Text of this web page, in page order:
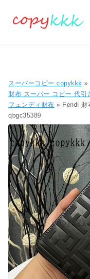
スーパーコピー copykkk »
財布 スーパー コピー 代
フェンディ財布 » Fendi 財
qbgc35389